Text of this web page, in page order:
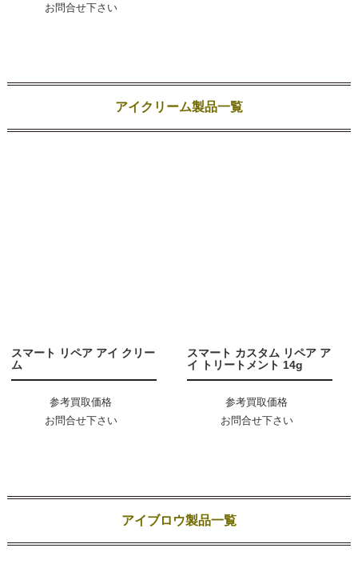
お問合せ下さい
アイクリーム製品一覧
スマート リペア アイ クリー
ム
参考買取価格
お問合せ下さい
スマート カスタム リペア ア
イ トリートメント 14g
参考買取価格
お問合せ下さい
アイブロウ製品一覧